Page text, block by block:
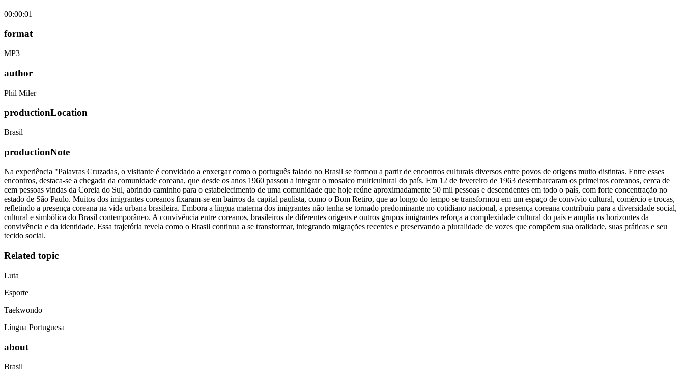
00:00:01
format
MP3
author
Phil Miler
productionLocation
Brasil
productionNote
Na experiência "Palavras Cruzadas, o visitante é convidado a enxergar como o português falado no Brasil se formou a partir de encontros culturais diversos entre povos de origens muito distintas. Entre esses
encontros, destaca-se a chegada da comunidade coreana, que desde os anos 1960 passou a integrar o mosaico multicultural do país. Em 12 de fevereiro de 1963 desembarcaram os primeiros coreanos, cerca de
cem pessoas vindas da Coreia do Sul, abrindo caminho para o estabelecimento de uma comunidade que hoje reúne aproximadamente 50 mil pessoas e descendentes em todo o país, com forte concentração no
estado de São Paulo. Muitos dos imigrantes coreanos fixaram-se em bairros da capital paulista, como o Bom Retiro, que ao longo do tempo se transformou em um espaço de convívio cultural, comércio e trocas,
refletindo a presença coreana na vida urbana brasileira. Embora a língua materna dos imigrantes não tenha se tornado predominante no cotidiano nacional, a presença coreana contribuiu para a diversidade social,
cultural e simbólica do Brasil contemporâneo. A convivência entre coreanos, brasileiros de diferentes origens e outros grupos imigrantes reforça a complexidade cultural do país e amplia os horizontes da
convivência e da identidade. Essa trajetória revela como o Brasil continua a se transformar, integrando migrações recentes e preservando a pluralidade de vozes que compõem sua oralidade, suas práticas e seu
tecido social.
Related topic
Luta
Esporte
Taekwondo
Língua Portuguesa
about
Brasil